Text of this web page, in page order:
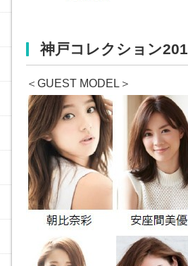
神戸コレクション
＜GUEST MODEL＞